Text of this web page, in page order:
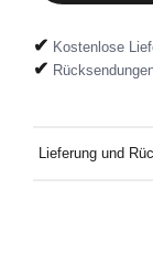
✔ Kostenlose
✔
Lieferung und